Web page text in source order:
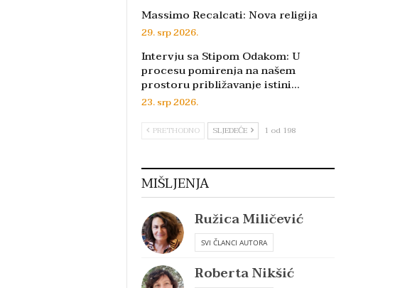
Massimo Recalcati: Nova religija
29. srp 2026.
Intervju sa Stipom Odakom: U
procesu pomirenja na našem
prostoru približavanje istini…
23. srp 2026.
PRETHODNO SLJEDEĆE 1 od 198
MIŠLJENJA
Ružica Miličević
SVI ČLANCI AUTORA
Roberta Nikšić